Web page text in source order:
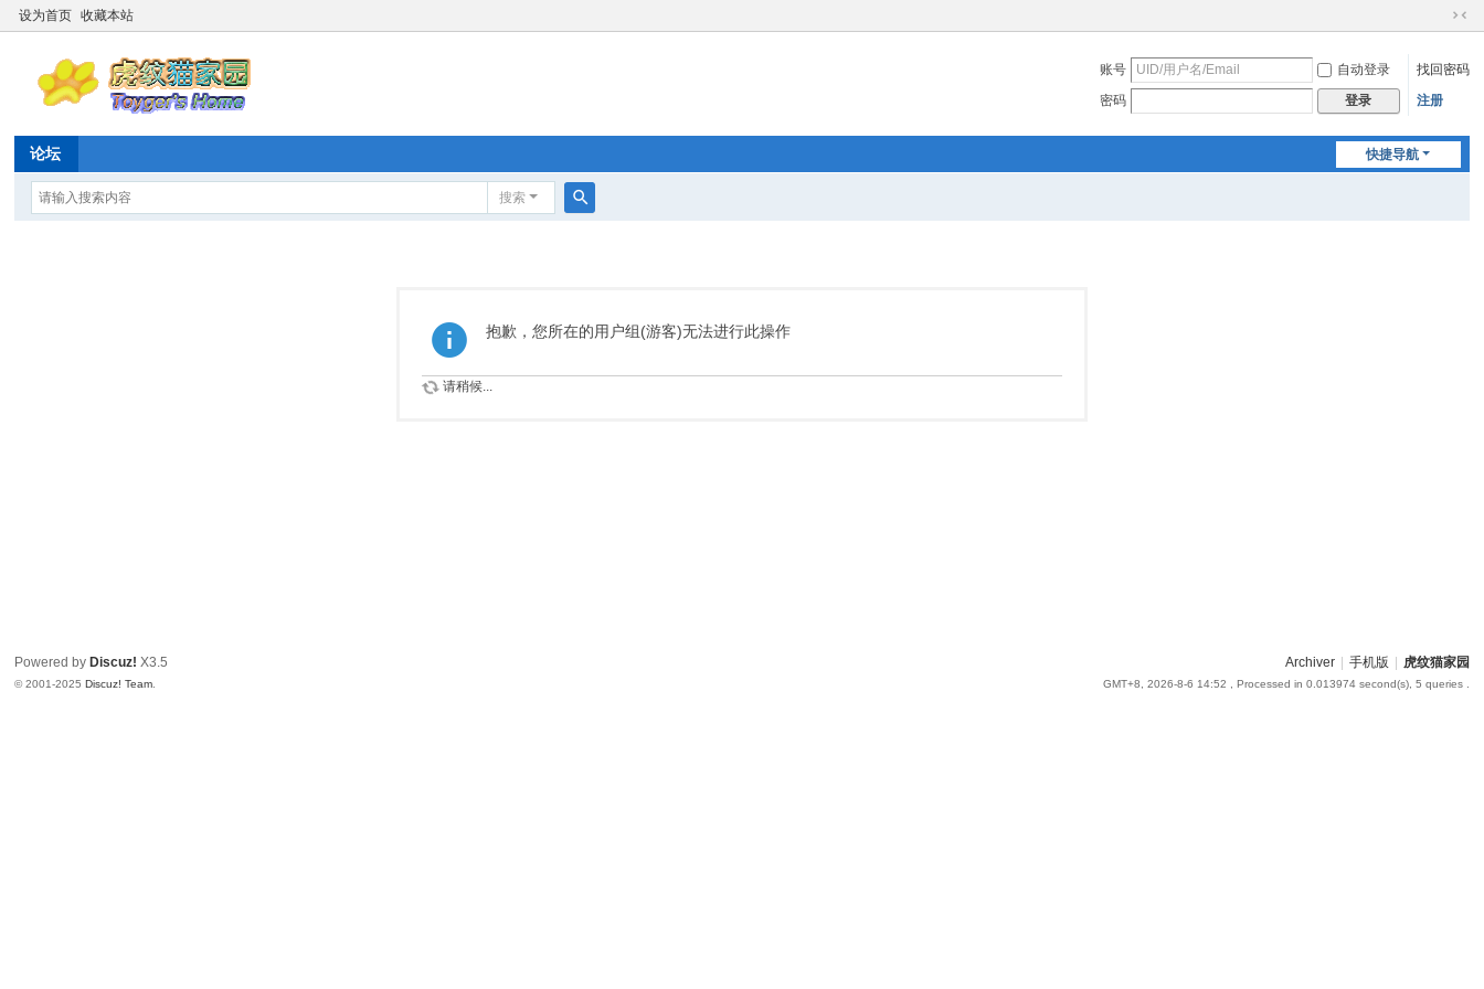
设为首页 收藏本站
切
到
账号 自动登录
找回密码
密码
登录 注册
快捷导航
论坛
搜索
抱歉，您所在的用户组(游客)无法进行此操作
请稍候...
Archiver 手机版 虎纹猫家园
GMT+8, 2026-8-6 14:52 , Processed in 0.013974 second(s), 5 queries .
Powered by Discuz! X3.5
© 2001-2025Discuz! Team